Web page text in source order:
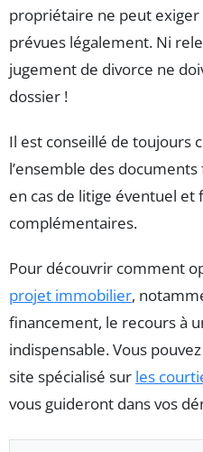
propriétaire ne peut exiger
prévues légalement. Ni
jugement de divorce ne
dossier !
Il est conseillé de toujours
l’ensemble des
en cas de litige éventuel et
complémentaires.
Pour découvrir comment
projet immobilier,
financement, le recours à
indispensable. Vous
site spécialisé sur les
vous guideront dans vos